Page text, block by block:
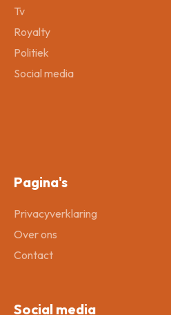
Tv
Royalty
Politiek
Social media
Pagina's
Privacyverklaring
Over ons
Contact
Social media